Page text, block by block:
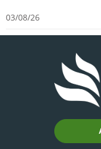
03/08/26